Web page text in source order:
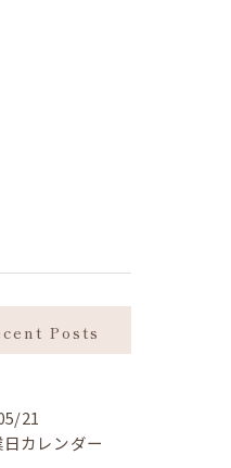
Posts
21
日カレンダー